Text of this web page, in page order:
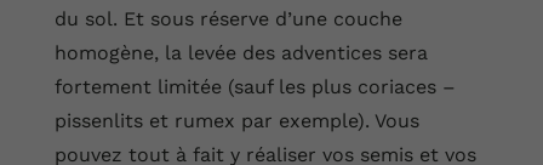
du sol. Et sous réserve d’une couche
homogène, la levée des adventices sera
fortement limitée (sauf les plus coriaces –
pissenlits et rumex par exemple). Vous
pouvez tout à fait y réaliser vos semis et vos